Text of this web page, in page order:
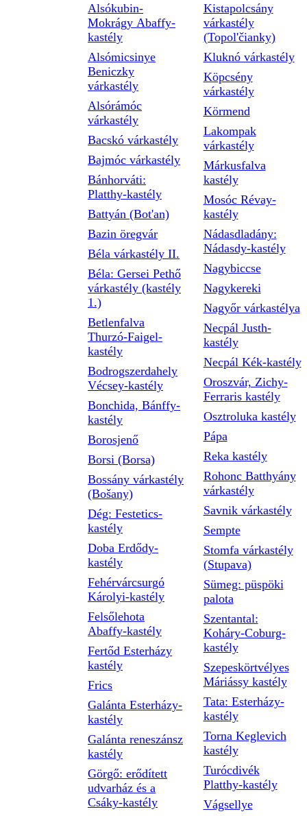
Alsókubin-
Mokrágy Abaffy-
kastély
Alsómicsinye
Beniczky
várkastély
Alsórámóc
várkastély
Bacskó várkastély
Bajmóc várkastély
Bánhorváti:
Platthy-kastély
Battyán (Bot'an)
Bazin öregvár
Béla várkastély II.
Béla: Gersei Pethő
várkastély (kastély
1.)
Betlenfalva
Thurzó-Faigel-
kastély
Bodrogszerdahely
Vécsey-kastély
Bonchida, Bánffy-
kastély
Borosjenő
Borsi (Borsa)
Bossány várkastély
(Bošany)
Dég: Festetics-
kastély
Doba Erdődy-
kastély
Fehérvárcsurgó
Károlyi-kastély
Felsőlehota
Abaffy-kastély
Fertőd Esterházy
kastély
Frics
Galánta Esterházy-
kastély
Galánta reneszánsz
kastély
Görgő: erődített
udvarház és a
Csáky-kastély
Kistapolcsány
várkastély
(Topol'čianky)
Kluknó várkastély
Köpcsény
várkastély
Körmend
Lakompak
várkastély
Márkusfalva
kastély
Mosóc Révay-
kastély
Nádasdladány:
Nádasdy-kastély
Nagybiccse
Nagykereki
Nagyőr várkastélya
Necpál Justh-
kastély
Necpál Kék-kastély
Oroszvár, Zichy-
Ferraris kastély
Osztroluka kastély
Pápa
Reka kastély
Rohonc Batthyány
várkastély
Savnik várkastély
Sempte
Stomfa várkastély
(Stupava)
Sümeg: püspöki
palota
Szentantal:
Koháry-Coburg-
kastély
Szepeskörtvélyes
Máriássy kastély
Tata: Esterházy-
kastély
Torna Keglevich
kastély
Turócdivék
Platthy-kastély
Vágsellye